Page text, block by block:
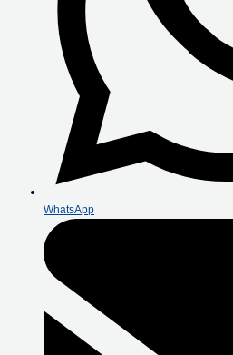
WhatsApp